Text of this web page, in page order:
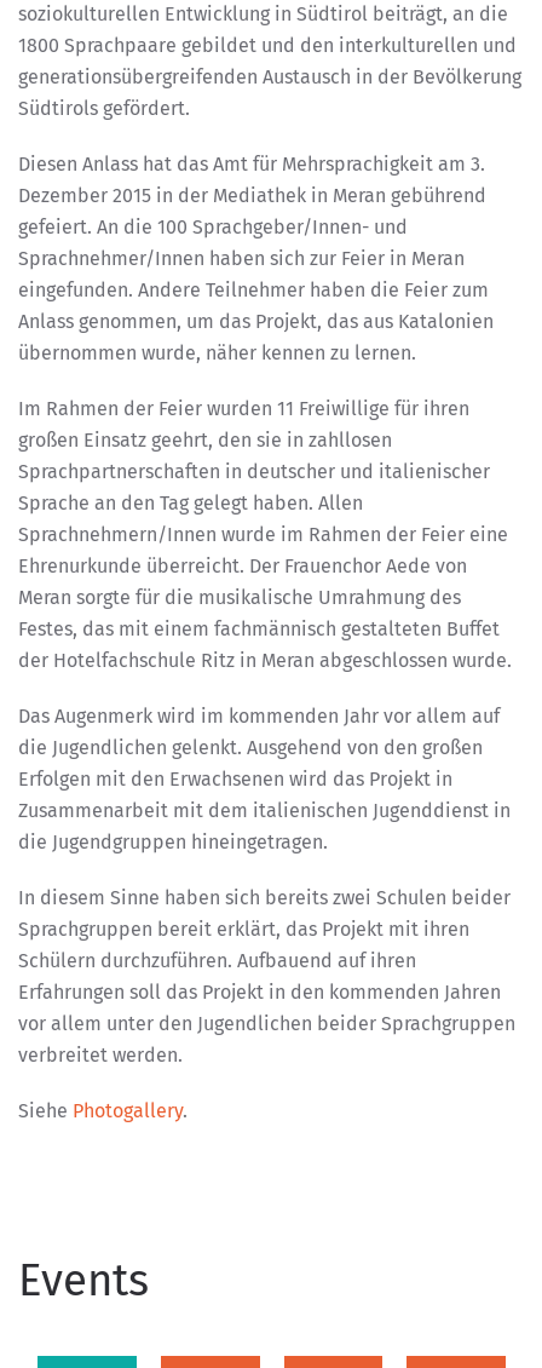
soziokulturellen Entwicklung in Südtirol beiträgt, an die
1800 Sprachpaare gebildet und den interkulturellen und
generationsübergreifenden Austausch in der Bevölkerung
Südtirols gefördert.
Diesen Anlass hat das Amt für Mehrsprachigkeit am 3.
Dezember 2015 in der Mediathek in Meran gebührend
gefeiert. An die 100 Sprachgeber/Innen- und
Sprachnehmer/Innen haben sich zur Feier in Meran
eingefunden. Andere Teilnehmer haben die Feier zum
Anlass genommen, um das Projekt, das aus Katalonien
übernommen wurde, näher kennen zu lernen.
Im Rahmen der Feier wurden 11 Freiwillige für ihren
großen Einsatz geehrt, den sie in zahllosen
Sprachpartnerschaften in deutscher und italienischer
Sprache an den Tag gelegt haben. Allen
Sprachnehmern/Innen wurde im Rahmen der Feier eine
Ehrenurkunde überreicht. Der Frauenchor Aede von
Meran sorgte für die musikalische Umrahmung des
Festes, das mit einem fachmännisch gestalteten Buffet
der Hotelfachschule Ritz in Meran abgeschlossen wurde.
Das Augenmerk wird im kommenden Jahr vor allem auf
die Jugendlichen gelenkt. Ausgehend von den großen
Erfolgen mit den Erwachsenen wird das Projekt in
Zusammenarbeit mit dem italienischen Jugenddienst in
die Jugendgruppen hineingetragen.
In diesem Sinne haben sich bereits zwei Schulen beider
Sprachgruppen bereit erklärt, das Projekt mit ihren
Schülern durchzuführen. Aufbauend auf ihren
Erfahrungen soll das Projekt in den kommenden Jahren
vor allem unter den Jugendlichen beider Sprachgruppen
verbreitet werden.
Siehe Photogallery.
Events